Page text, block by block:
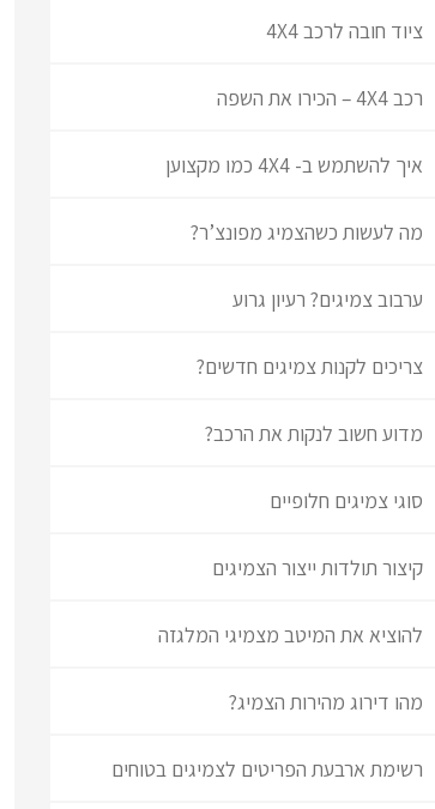
ציוד חובה לרכב 4X4
רכב 4X4 – הכירו את השפה
איך להשתמש ב- 4X4 כמו מקצוען
מה לעשות כשהצמיג מפונצ’ר?
ערבוב צמיגים? רעיון גרוע
צריכים לקנות צמיגים חדשים?
מדוע חשוב לנקות את הרכב?
סוגי צמיגים חלופיים
קיצור תולדות ייצור הצמיגים
להוציא את המיטב מצמיגי המלגזה
מהו דירוג מהירות הצמיג?
רשימת ארבעת הפריטים לצמיגים בטוחים